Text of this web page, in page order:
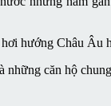
hướng Châu
căn hộ